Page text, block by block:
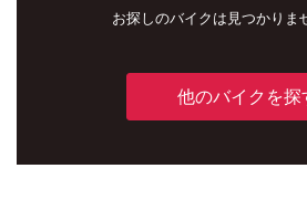
お探しのバイクは見つかりま
他のバイクを探